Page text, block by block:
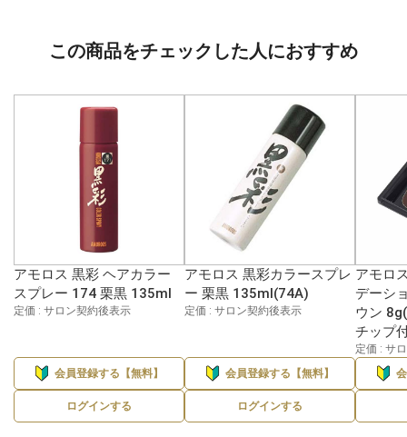
この商品をチェックした人におすすめ
アモロス 黒彩 ヘアカラー
スプレー 174 栗黒 135ml
定価 : サロン契約後表示
会員登録する【無料】
ログインする
アモロス 黒彩カラースプレ
ー 栗黒 135ml(74A)
定価 : サロン契約後表示
会員登録する【無料】
ログインする
アモロ
デーシ
ウン
チップ
定価 : サ